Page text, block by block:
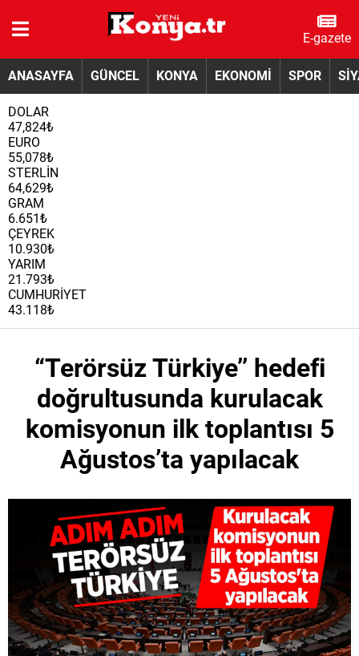
E-gazete
ANASAYFA GÜNCEL KONYA EKONOMİ SPOR
DOLAR
47,824₺
EURO
55,078₺
STERLİN
64,629₺
GRAM
6.651₺
ÇEYREK
10.930₺
YARIM
21.793₺
CUMHURİYET
43.118₺
“Terörsüz Türkiye’’ hedefi
doğrultusunda kurulacak
komisyonun ilk toplantısı 5
Ağustos’ta yapılacak